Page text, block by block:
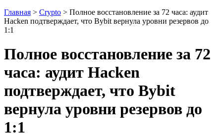
Главная > Crypto > Полное восстановление за 72 часа: аудит
Hacken подтверждает, что Bybit вернула уровни резервов до
1:1
Полное восстановление за 72
часа: аудит Hacken
подтверждает, что Bybit
вернула уровни резервов до
1:1